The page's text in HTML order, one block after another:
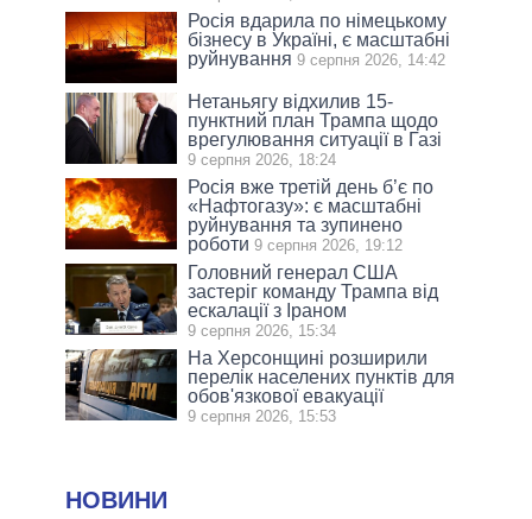
Росія вдарила по німецькому
бізнесу в Україні, є масштабні
руйнування 9 серпня 2026, 14:42
Нетаньягу відхилив 15-
пунктний план Трампа щодо
врегулювання ситуації в Газі
9 серпня 2026, 18:24
Росія вже третій день б’є по
«Нафтогазу»: є масштабні
руйнування та зупинено
роботи 9 серпня 2026, 19:12
Головний генерал США
застеріг команду Трампа від
ескалації з Іраном
9 серпня 2026, 15:34
На Херсонщині розширили
перелік населених пунктів для
обов'язкової евакуації
9 серпня 2026, 15:53
НОВИНИ